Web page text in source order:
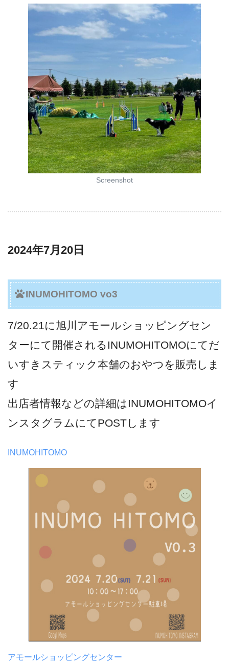
Screenshot
2024年7月20日
INUMOHITOMO vo3
7/20.21に旭川アモールショッピングセン
ターにて開催されるINUMOHITOMOにてだ
いすきスティック本舗のおやつを販売しま
す
出店者情報などの詳細はINUMOHITOMOイ
ンスタグラムにてPOSTします
INUMOHITOMO
アモールショッピングセンター